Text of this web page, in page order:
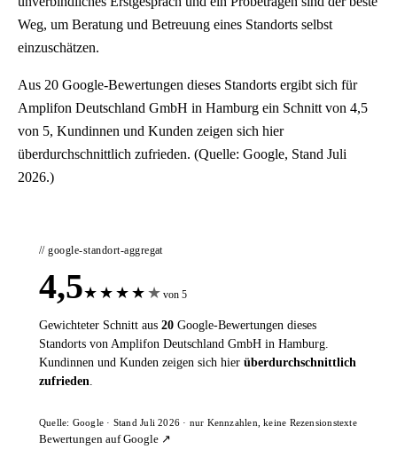
Weg, um Beratung und Betreuung eines Standorts selbst
einzuschätzen.
Aus 20 Google-Bewertungen dieses Standorts ergibt sich für
Amplifon Deutschland GmbH in Hamburg ein Schnitt von 4,5
von 5, Kundinnen und Kunden zeigen sich hier
überdurchschnittlich zufrieden. (Quelle: Google, Stand Juli
2026.)
// google-standort-aggregat
4,5★ ★ ★ ★ ★ von 5
Gewichteter Schnitt aus 20 Google-Bewertungen dieses
Standorts von Amplifon Deutschland GmbH in Hamburg.
Kundinnen und Kunden zeigen sich hier überdurchschnittlich
zufrieden.
Quelle: Google · Stand Juli 2026 · nur Kennzahlen, keine Rezensionstexte
Bewertungen auf Google ↗